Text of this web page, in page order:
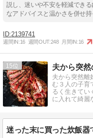
説し、迷いや不安を軽減でき
なアドバイスと温かさを併せ
2139741
週間IN:16 週間OUT:248 月間IN:16
15 夫から突然
夫から突然離
む３人の子育
るく生きてい
に入れて綺麗